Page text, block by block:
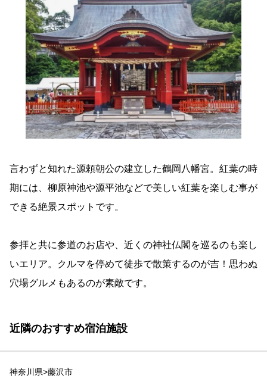
言わずと知れた源頼朝公の建立した鶴岡八幡宮。紅葉の時
期には、柳原神池や源平池などで美しい紅葉を楽しむ事が
できる絶景スポットです。
参拝と共に参道のお店や、近くの神社仏閣を巡るのも楽し
いエリア。クルマを停めて徒歩で散策するのが吉！思わぬ
穴場グルメもあるのが素敵です。
近隣のおすすめ宿泊施設
神奈川県>藤沢市